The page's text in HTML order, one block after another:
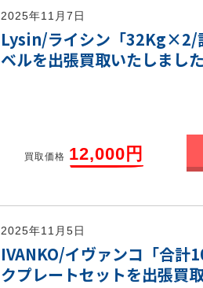
2025年11月7日
Lysin/ライシン「32Kg×2/
ベルを出張買取いたしました
買取価格 12,000円
2025年11月5日
IVANKO/イヴァンコ「合計
クプレートセットを出張買